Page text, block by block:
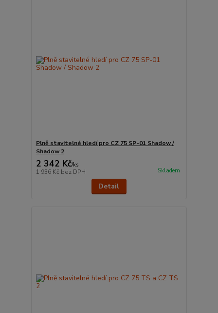
Plně stavitelné hledí pro CZ 75 SP-01 Shadow /
Shadow 2
2 342 Kč/ks
1 936 Kč bez DPH Skladem
Detail